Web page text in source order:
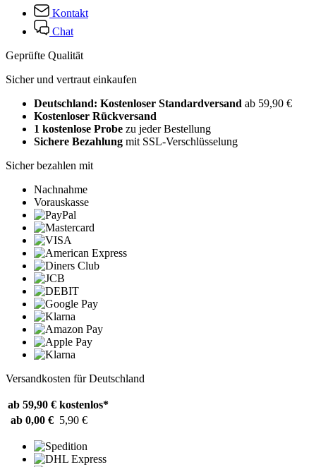
Kontakt
Chat
Geprüfte Qualität
Sicher und vertraut einkaufen
Deutschland: Kostenloser Standardversand ab 59,90 €
Kostenloser Rückversand
1 kostenlose Probe zu jeder Bestellung
Sichere Bezahlung mit SSL-Verschlüsselung
Sicher bezahlen mit
Nachnahme
Vorauskasse
Versandkosten für Deutschland
ab 59,90 € kostenlos*
ab 0,00 € 5,90 €